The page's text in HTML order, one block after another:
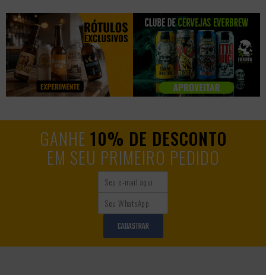
GANHE 10% DE DESCONTO
EM SEU PRIMEIRO PEDIDO
CADASTRAR